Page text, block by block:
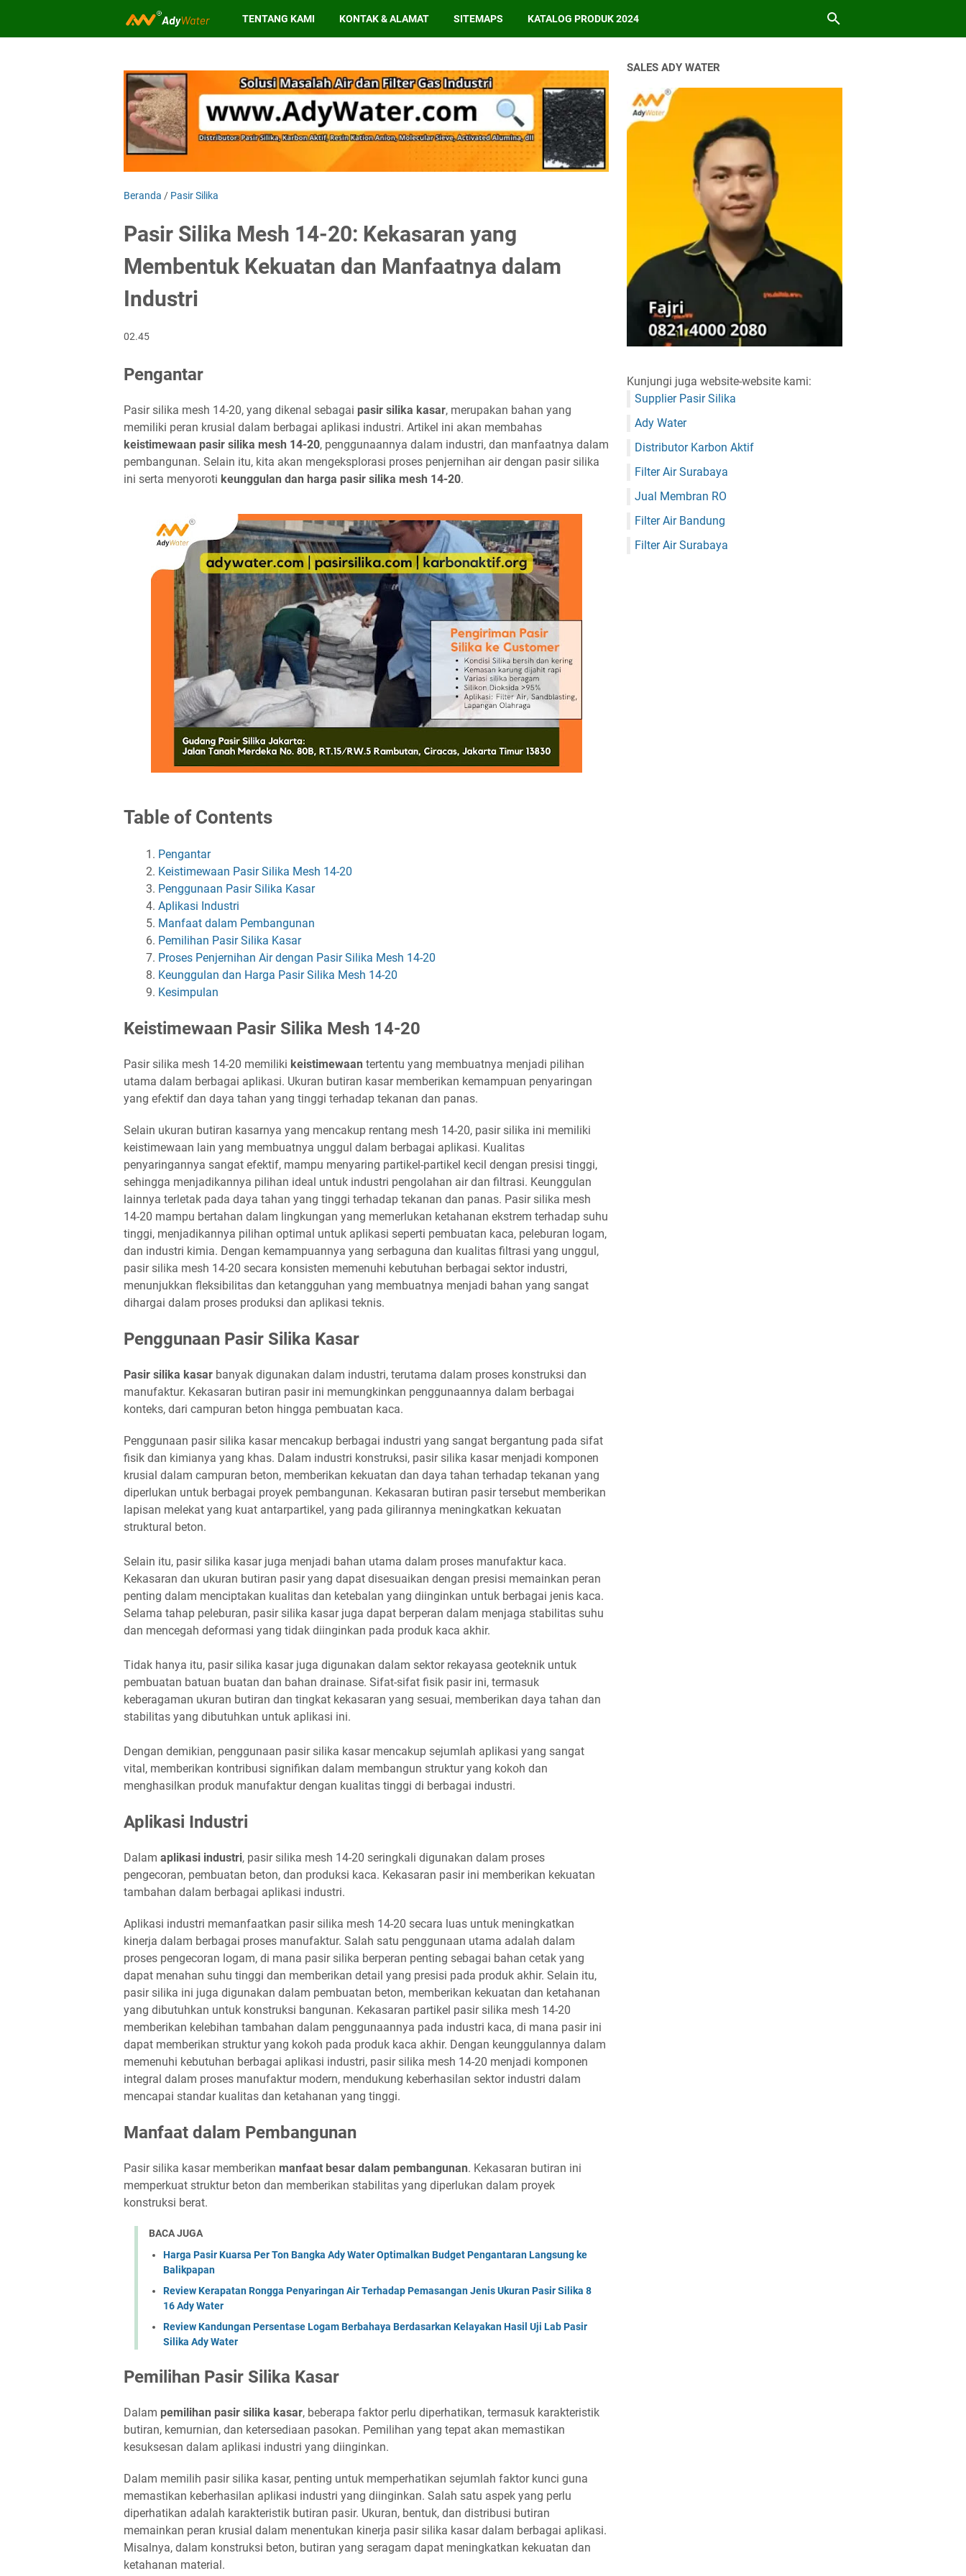
TENTANG KAMI KONTAK & ALAMAT SITEMAPS KATALOG PRODUK 2024
Beranda / Pasir Silika
Pasir Silika Mesh 14-20: Kekasaran yang
Membentuk Kekuatan dan Manfaatnya dalam
Industri
02.45
Pengantar
Pasir silika mesh 14-20, yang dikenal sebagai pasir silika kasar, merupakan bahan yang
memiliki peran krusial dalam berbagai aplikasi industri. Artikel ini akan membahas
keistimewaan pasir silika mesh 14-20, penggunaannya dalam industri, dan manfaatnya dalam
pembangunan. Selain itu, kita akan mengeksplorasi proses penjernihan air dengan pasir silika
ini serta menyoroti keunggulan dan harga pasir silika mesh 14-20.
Table of Contents
Pengantar
Keistimewaan Pasir Silika Mesh 14-20
Penggunaan Pasir Silika Kasar
Aplikasi Industri
Manfaat dalam Pembangunan
Pemilihan Pasir Silika Kasar
Proses Penjernihan Air dengan Pasir Silika Mesh 14-20
Keunggulan dan Harga Pasir Silika Mesh 14-20
Kesimpulan
Keistimewaan Pasir Silika Mesh 14-20
Pasir silika mesh 14-20 memiliki keistimewaan tertentu yang membuatnya menjadi pilihan
utama dalam berbagai aplikasi. Ukuran butiran kasar memberikan kemampuan penyaringan
yang efektif dan daya tahan yang tinggi terhadap tekanan dan panas.
Selain ukuran butiran kasarnya yang mencakup rentang mesh 14-20, pasir silika ini memiliki
keistimewaan lain yang membuatnya unggul dalam berbagai aplikasi. Kualitas
penyaringannya sangat efektif, mampu menyaring partikel-partikel kecil dengan presisi tinggi,
sehingga menjadikannya pilihan ideal untuk industri pengolahan air dan filtrasi. Keunggulan
lainnya terletak pada daya tahan yang tinggi terhadap tekanan dan panas. Pasir silika mesh
14-20 mampu bertahan dalam lingkungan yang memerlukan ketahanan ekstrem terhadap suhu
tinggi, menjadikannya pilihan optimal untuk aplikasi seperti pembuatan kaca, peleburan logam,
dan industri kimia. Dengan kemampuannya yang serbaguna dan kualitas filtrasi yang unggul,
pasir silika mesh 14-20 secara konsisten memenuhi kebutuhan berbagai sektor industri,
menunjukkan fleksibilitas dan ketangguhan yang membuatnya menjadi bahan yang sangat
dihargai dalam proses produksi dan aplikasi teknis.
Penggunaan Pasir Silika Kasar
Pasir silika kasar banyak digunakan dalam industri, terutama dalam proses konstruksi dan
manufaktur. Kekasaran butiran pasir ini memungkinkan penggunaannya dalam berbagai
konteks, dari campuran beton hingga pembuatan kaca.
Penggunaan pasir silika kasar mencakup berbagai industri yang sangat bergantung pada sifat
fisik dan kimianya yang khas. Dalam industri konstruksi, pasir silika kasar menjadi komponen
krusial dalam campuran beton, memberikan kekuatan dan daya tahan terhadap tekanan yang
diperlukan untuk berbagai proyek pembangunan. Kekasaran butiran pasir tersebut memberikan
lapisan melekat yang kuat antarpartikel, yang pada gilirannya meningkatkan kekuatan
struktural beton.
Selain itu, pasir silika kasar juga menjadi bahan utama dalam proses manufaktur kaca.
Kekasaran dan ukuran butiran pasir yang dapat disesuaikan dengan presisi memainkan peran
penting dalam menciptakan kualitas dan ketebalan yang diinginkan untuk berbagai jenis kaca.
Selama tahap peleburan, pasir silika kasar juga dapat berperan dalam menjaga stabilitas suhu
dan mencegah deformasi yang tidak diinginkan pada produk kaca akhir.
Tidak hanya itu, pasir silika kasar juga digunakan dalam sektor rekayasa geoteknik untuk
pembuatan batuan buatan dan bahan drainase. Sifat-sifat fisik pasir ini, termasuk
keberagaman ukuran butiran dan tingkat kekasaran yang sesuai, memberikan daya tahan dan
stabilitas yang dibutuhkan untuk aplikasi ini.
Dengan demikian, penggunaan pasir silika kasar mencakup sejumlah aplikasi yang sangat
vital, memberikan kontribusi signifikan dalam membangun struktur yang kokoh dan
menghasilkan produk manufaktur dengan kualitas tinggi di berbagai industri.
Aplikasi Industri
Dalam aplikasi industri, pasir silika mesh 14-20 seringkali digunakan dalam proses
pengecoran, pembuatan beton, dan produksi kaca. Kekasaran pasir ini memberikan kekuatan
tambahan dalam berbagai aplikasi industri.
Aplikasi industri memanfaatkan pasir silika mesh 14-20 secara luas untuk meningkatkan
kinerja dalam berbagai proses manufaktur. Salah satu penggunaan utama adalah dalam
proses pengecoran logam, di mana pasir silika berperan penting sebagai bahan cetak yang
dapat menahan suhu tinggi dan memberikan detail yang presisi pada produk akhir. Selain itu,
pasir silika ini juga digunakan dalam pembuatan beton, memberikan kekuatan dan ketahanan
yang dibutuhkan untuk konstruksi bangunan. Kekasaran partikel pasir silika mesh 14-20
memberikan kelebihan tambahan dalam penggunaannya pada industri kaca, di mana pasir ini
dapat memberikan struktur yang kokoh pada produk kaca akhir. Dengan keunggulannya dalam
memenuhi kebutuhan berbagai aplikasi industri, pasir silika mesh 14-20 menjadi komponen
integral dalam proses manufaktur modern, mendukung keberhasilan sektor industri dalam
mencapai standar kualitas dan ketahanan yang tinggi.
Manfaat dalam Pembangunan
Pasir silika kasar memberikan manfaat besar dalam pembangunan. Kekasaran butiran ini
memperkuat struktur beton dan memberikan stabilitas yang diperlukan dalam proyek
konstruksi berat.
BACA JUGA
Harga Pasir Kuarsa Per Ton Bangka Ady Water Optimalkan Budget Pengantaran Langsung ke
Balikpapan
Review Kerapatan Rongga Penyaringan Air Terhadap Pemasangan Jenis Ukuran Pasir Silika 8
16 Ady Water
Review Kandungan Persentase Logam Berbahaya Berdasarkan Kelayakan Hasil Uji Lab Pasir
Silika Ady Water
Pemilihan Pasir Silika Kasar
Dalam pemilihan pasir silika kasar, beberapa faktor perlu diperhatikan, termasuk karakteristik
butiran, kemurnian, dan ketersediaan pasokan. Pemilihan yang tepat akan memastikan
kesuksesan dalam aplikasi industri yang diinginkan.
Dalam memilih pasir silika kasar, penting untuk memperhatikan sejumlah faktor kunci guna
memastikan keberhasilan aplikasi industri yang diinginkan. Salah satu aspek yang perlu
diperhatikan adalah karakteristik butiran pasir. Ukuran, bentuk, dan distribusi butiran
memainkan peran krusial dalam menentukan kinerja pasir silika kasar dalam berbagai aplikasi.
Misalnya, dalam konstruksi beton, butiran yang seragam dapat meningkatkan kekuatan dan
ketahanan material.
SALES ADY WATER
Kunjungi juga website-website kami:
Supplier Pasir Silika
Ady Water
Distributor Karbon Aktif
Filter Air Surabaya
Jual Membran RO
Filter Air Bandung
Filter Air Surabaya